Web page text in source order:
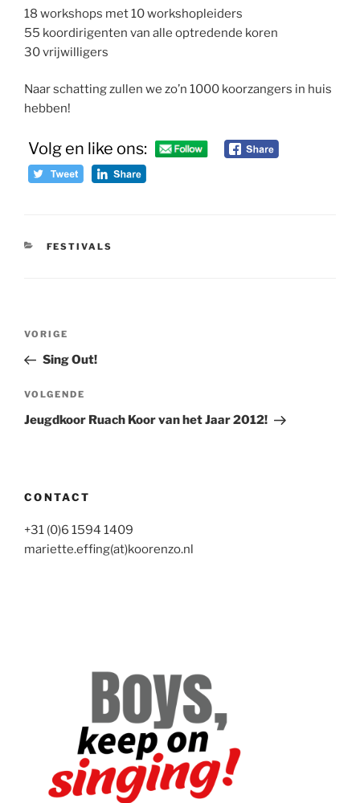
18 workshops met 10 workshopleiders
55 koordirigenten van alle optredende koren
30 vrijwilligers
Naar schatting zullen we zo’n 1000 koorzangers in huis
hebben!
Volg en like ons:
CATEGORIEËN
FESTIVALS
Bericht
Vorig
bericht
VORIGE
Sing Out!
Volgend
bericht
VOLGENDE
Jeugdkoor Ruach Koor van het Jaar 2012!
CONTACT
+31 (0)6 1594 1409
mariette.effing(at)koorenzo.nl